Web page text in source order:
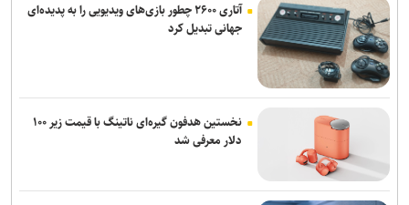
آتاری ۲۶۰۰ چطور بازی‌های ویدیویی را به پدیده‌ای
جهانی تبدیل کرد
نخستین هدفون گیره‌ای ناتینگ با قیمت زیر ۱۰۰
دلار معرفی شد